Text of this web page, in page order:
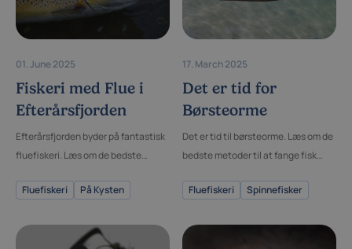
01. June 2025
Fiskeri med Flue i
Efterårsfjorden
Efterårsfjorden byder på fantastisk
fluefiskeri. Læs om de bedste
efterårsfjorden.
Fluefiskeri På Kysten
17. March 2025
Det er tid for
Børsteorme
Det er tid til børsteorme. Læs om de
bedste metoder til at fange fisk
effektive.
Fluefiskeri Spinnefisker